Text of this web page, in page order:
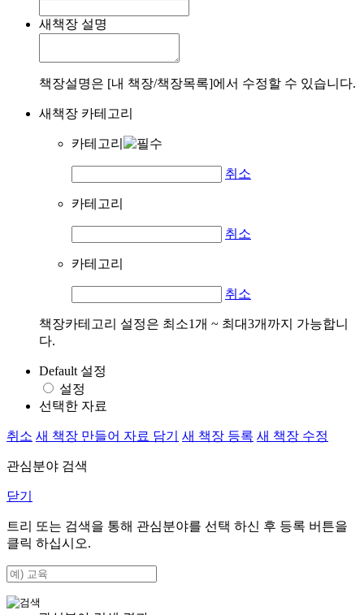
새책장 설명
책장설명은 [내 책장/책장목록]에서 수정할 수 있습니다.
새책장 카테고리
카테고리
취소
카테고리
취소
카테고리
취소
책장카테고리 설정은 최소1개 ~ 최대3개까지 가능합니
다.
Default 설정
설정
선택한 자료
취소 새 책장 만들어 자료 담기 새 책장 등록 새 책장 수정
관심분야 검색
닫기
트리 또는 검색을 통해 관심분야를 선택 하신 후 등록 버튼을
클릭 하십시오.